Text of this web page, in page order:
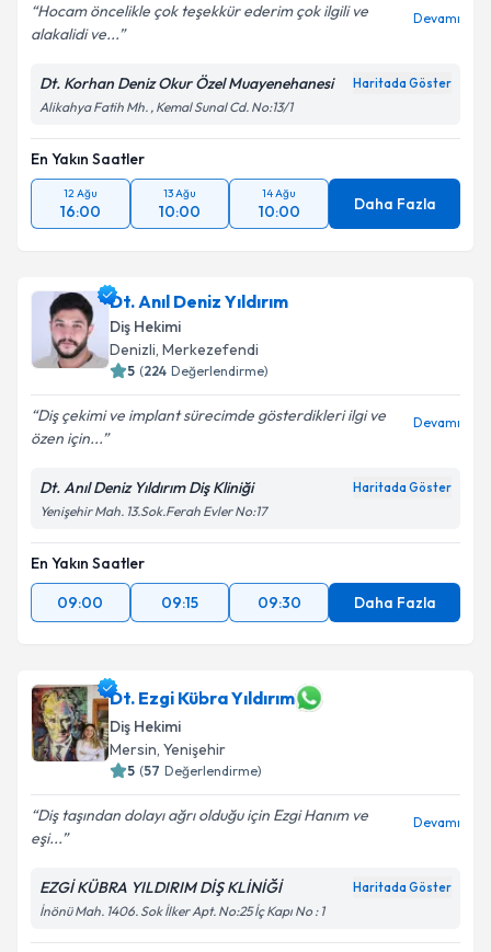
Hocam öncelikle çok teşekkür ederim çok ilgili ve
alakalidi ve...
Devamı
Dt. Korhan Deniz Okur Özel Muayenehanesi Haritada Göster
Alikahya Fatih Mh. , Kemal Sunal Cd. No:13/1
En Yakın Saatler
12 Ağu
16:00
13 Ağu
10:00
14 Ağu
10:00 Daha Fazla
Dt. Anıl Deniz Yıldırım
Diş Hekimi
Denizli, Merkezefendi
5 (224 Değerlendirme)
Diş çekimi ve implant sürecimde gösterdikleri ilgi ve
özen için...
Devamı
Dt. Anıl Deniz Yıldırım Diş Kliniği Haritada Göster
Yenişehir Mah. 13.Sok.Ferah Evler No:17
En Yakın Saatler
09:00
09:15 09:30 Daha Fazla
Dt. Ezgi Kübra Yıldırım
Diş Hekimi
Mersin, Yenişehir
5 (57 Değerlendirme)
Diş taşından dolayı ağrı olduğu için Ezgi Hanım ve
eşi...
Devamı
EZGİ KÜBRA YILDIRIM DİŞ KLİNİĞİ Haritada Göster
İnönü Mah. 1406. Sok İlker Apt. No:25 İç Kapı No : 1